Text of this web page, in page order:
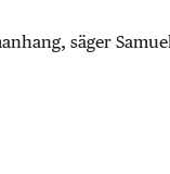
säger